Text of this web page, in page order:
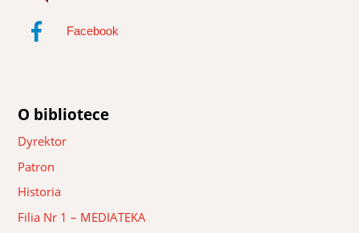
Facebook
O bibliotece
Dyrektor
Patron
Historia
Filia Nr 1 – MEDIATEKA